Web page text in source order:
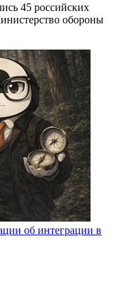
45 российских
обороны
об интеграции в